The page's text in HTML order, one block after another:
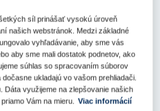
xxx xx xxxátili na
len „úrad“) so žiadosťou o
2015 Z.z. o verejnom
síl prinášať vysokú úroveň
našich webstránok. Medzi základné
vyhľadávanie, aby sme vás
aby sme mali dostatok podnetov, ako
súhlas so spracovaním súborov
ukladajú vo vašom prehliadači.
Dáta využijeme na zlepšovanie našich
Vám na mieru. Viac informácií